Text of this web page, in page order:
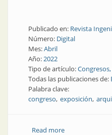
Publicado en: Revista
Número: Digital
Mes:Abril
Año:2022
Tipo de artículo:
Todas las publicaciones de:
Palabra clave:
congreso exposición
Read moreabout Llega el